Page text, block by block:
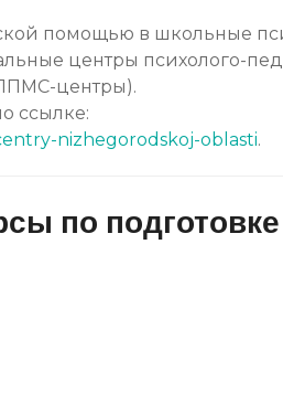
помощью в школьные
центры психолого-
центры).
ссылке:
nizhegorodskoj-oblasti.
по